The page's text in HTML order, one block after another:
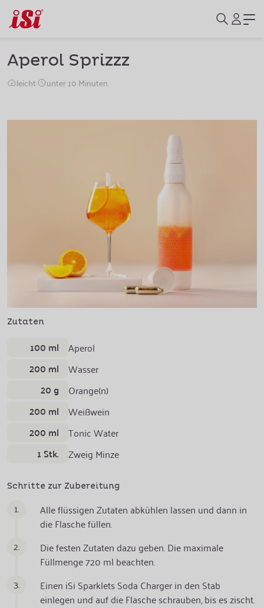
Aperol Sprizzz
leicht· unter 10 Minuten
Zutaten
100 ml Aperol
200 ml Wasser
20 g Orange(n)
200 ml Weißwein
200 ml Tonic Water
1 Stk. Zweig Minze
Schritte zur Zubereitung
1.
Alle flüssigen Zutaten abkühlen lassen und dann in
die Flasche füllen.
2.
Die festen Zutaten dazu geben. Die maximale
Füllmenge 720 ml beachten.
3.
Einen iSi Sparklets Soda Charger in den Stab
einlegen und auf die Flasche schrauben, bis es zischt.